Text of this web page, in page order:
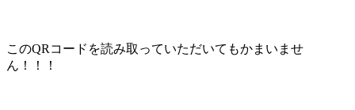
このQRコードを読み取っていただいてもかまいませ
ん！！！